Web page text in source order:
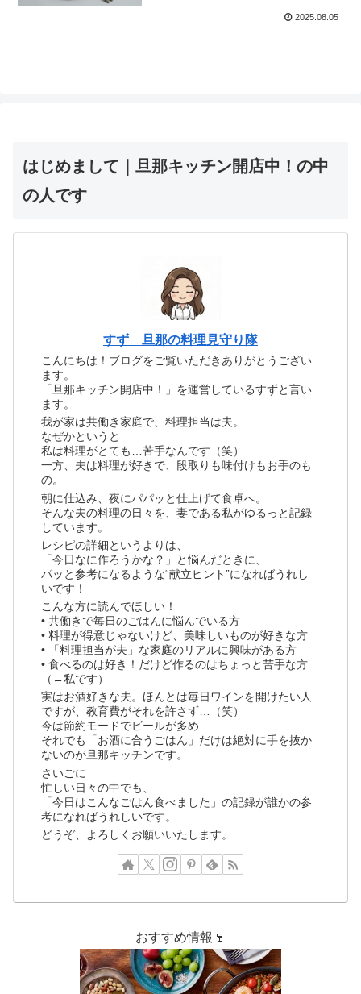
2025.08.05
はじめまして｜旦那キッチン開店中！の中
の人です
すず 旦那の料理見守り隊
こんにちは！ブログをご覧いただきありがとうござい
ます。
「旦那キッチン開店中！」を運営しているすずと言い
ます。
我が家は共働き家庭で、料理担当は夫。
なぜかというと
私は料理がとても…苦手なんです（笑）
一方、夫は料理が好きで、段取りも味付けもお手のも
の。
朝に仕込み、夜にパパッと仕上げて食卓へ。
そんな夫の料理の日々を、妻である私がゆるっと記録
しています。
レシピの詳細というよりは、
「今日なに作ろうかな？」と悩んだときに、
パッと参考になるような“献立ヒント”になればうれし
いです！
こんな方に読んでほしい！
• 共働きで毎日のごはんに悩んでいる方
• 料理が得意じゃないけど、美味しいものが好きな方
• 「料理担当が夫」な家庭のリアルに興味がある方
• 食べるのは好き！だけど作るのはちょっと苦手な方
（←私です）
実はお酒好きな夫。ほんとは毎日ワインを開けたい人
ですが、教育費がそれを許さず…（笑）
今は節約モードでビールが多め
それでも「お酒に合うごはん」だけは絶対に手を抜か
ないのが旦那キッチンです。
さいごに
忙しい日々の中でも、
「今日はこんなごはん食べました」の記録が誰かの参
考になればうれしいです。
どうぞ、よろしくお願いいたします。
おすすめ情報🍷